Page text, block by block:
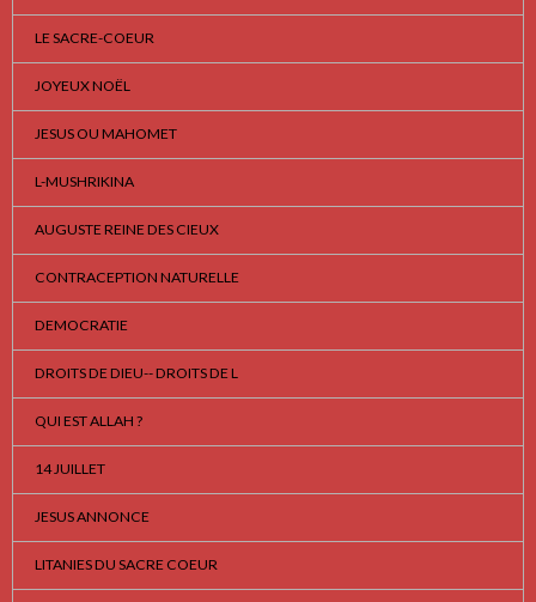
LE SACRE-COEUR
JOYEUX NOËL
JESUS OU MAHOMET
L-MUSHRIKINA
AUGUSTE REINE DES CIEUX
CONTRACEPTION NATURELLE
DEMOCRATIE
DROITS DE DIEU-- DROITS DE L
QUI EST ALLAH ?
14 JUILLET
JESUS ANNONCE
LITANIES DU SACRE COEUR